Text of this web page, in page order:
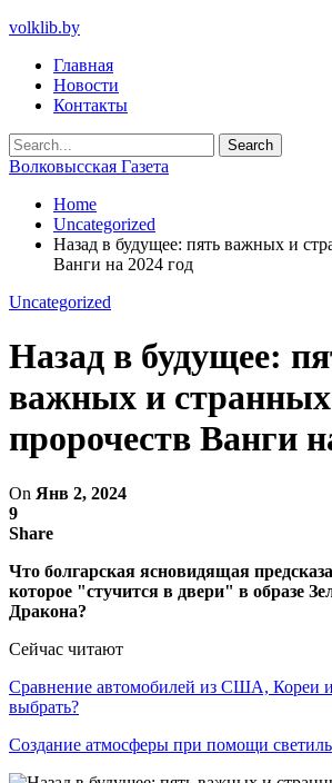
volklib.by
Главная
Новости
Контакты
Волковысская Газета
Home
Uncategorized
Назад в будущее: пять важных и
Ванги на 2024 год
Uncategorized
Назад в будущее:
важных и странных
пророчеств Ванги
On Янв 2, 2024
9
Share
Что болгарская ясновидящая
которое "стучится в двери" в образе
Дракона?
Сейчас читают
Сравнение автомобилей из США, Кореи
выбрать?
Создание атмосферы при помощи